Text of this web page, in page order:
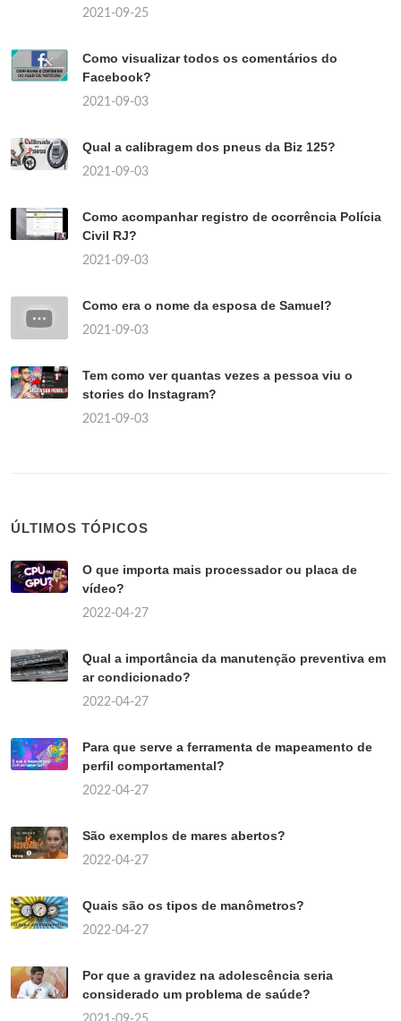
2021-09-25
Como visualizar todos os comentários do
Facebook?
2021-09-03
Qual a calibragem dos pneus da Biz 125?
2021-09-03
Como acompanhar registro de ocorrência Polícia
Civil RJ?
2021-09-03
Como era o nome da esposa de Samuel?
2021-09-03
Tem como ver quantas vezes a pessoa viu o
stories do Instagram?
2021-09-03
ÚLTIMOS TÓPICOS
O que importa mais processador ou placa de
vídeo?
2022-04-27
Qual a importância da manutenção preventiva em
ar condicionado?
2022-04-27
Para que serve a ferramenta de mapeamento de
perfil comportamental?
2022-04-27
São exemplos de mares abertos?
2022-04-27
Quais são os tipos de manômetros?
2022-04-27
Por que a gravidez na adolescência seria
considerado um problema de saúde?